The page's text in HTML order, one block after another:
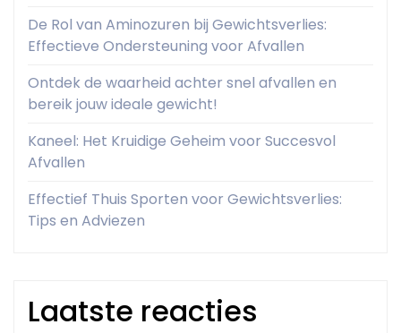
De Rol van Aminozuren bij Gewichtsverlies:
Effectieve Ondersteuning voor Afvallen
Ontdek de waarheid achter snel afvallen en
bereik jouw ideale gewicht!
Kaneel: Het Kruidige Geheim voor Succesvol
Afvallen
Effectief Thuis Sporten voor Gewichtsverlies:
Tips en Adviezen
Laatste reacties